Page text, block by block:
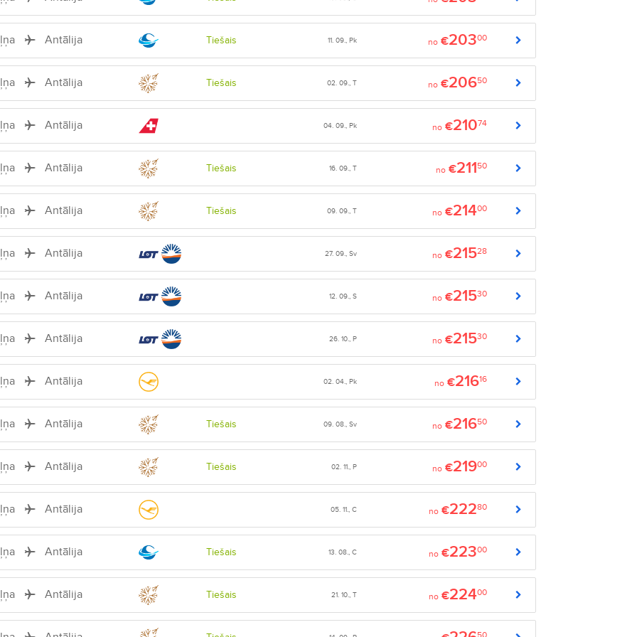
Antālija Tiešais 11. 09., Pk no €20300
Antālija Tiešais 02. 09., T no €20650
Antālija 04. 09., Pk no €21074
Antālija Tiešais 16. 09., T no €21150
Antālija Tiešais 09. 09., T no €21400
Antālija 27. 09., Sv no €21528
Antālija 12. 09., S no €21530
Antālija 26. 10., P no €21530
Antālija 02. 04., Pk no €21616
Antālija Tiešais 09. 08., Sv no €21650
Antālija Tiešais 02. 11., P no €21900
Antālija 05. 11., C no €22280
Antālija Tiešais 13. 08., C no €22300
Antālija Tiešais 21. 10., T no €22400